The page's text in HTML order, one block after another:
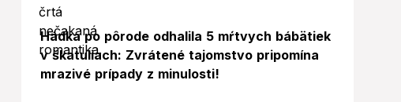
Hádka po pôrode odhalila 5 mŕtvych bábätiek
v škatuliach: Zvrátené tajomstvo pripomína
mrazivé prípady z minulosti!